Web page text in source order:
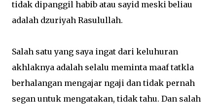
tidak dipanggil habib atau sayid meski beliau
adalah dzuriyah Rasulullah.
Salah satu yang saya ingat dari keluhuran
akhlaknya adalah selalu meminta maaf tatkla
berhalangan mengajar ngaji dan tidak pernah
segan untuk mengatakan, tidak tahu. Dan salah